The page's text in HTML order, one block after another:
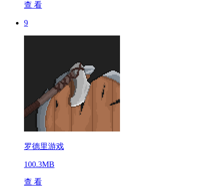
查 看
9
罗德里游戏
100.3MB
查 看